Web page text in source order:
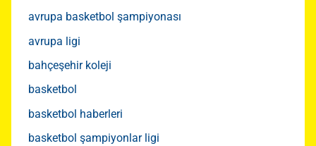
avrupa basketbol şampiyonası
avrupa ligi
bahçeşehir koleji
basketbol
basketbol haberleri
basketbol şampiyonlar ligi